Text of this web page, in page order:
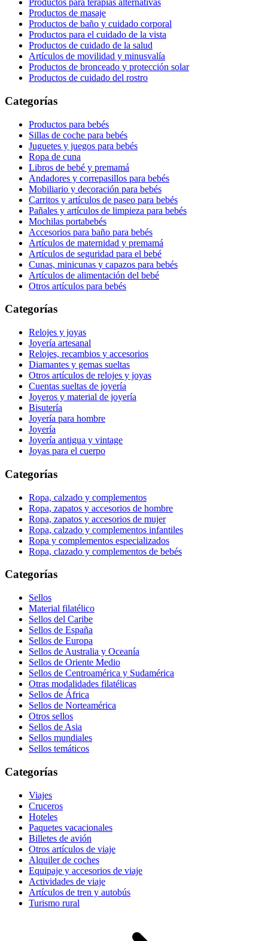
Productos para terapias alternativas
Productos de masaje
Productos de baño y cuidado corporal
Productos para el cuidado de la vista
Productos de cuidado de la salud
Artículos de movilidad y minusvalía
Productos de bronceado y protección solar
Productos de cuidado del rostro
Categorías
Productos para bebés
Sillas de coche para bebés
Juguetes y juegos para bebés
Ropa de cuna
Libros de bebé y premamá
Andadores y correpasillos para bebés
Mobiliario y decoración para bebés
Carritos y artículos de paseo para bebés
Pañales y artículos de limpieza para bebés
Mochilas portabebés
Accesorios para baño para bebés
Artículos de maternidad y premamá
Artículos de seguridad para el bebé
Cunas, minicunas y capazos para bebés
Artículos de alimentación del bebé
Otros artículos para bebés
Categorías
Relojes y joyas
Joyería artesanal
Relojes, recambios y accesorios
Diamantes y gemas sueltas
Otros artículos de relojes y joyas
Cuentas sueltas de joyería
Joyeros y material de joyería
Bisutería
Joyería para hombre
Joyería
Joyería antigua y vintage
Joyas para el cuerpo
Categorías
Ropa, calzado y complementos
Ropa, zapatos y accesorios de hombre
Ropa, zapatos y accesorios de mujer
Ropa, calzado y complementos infantiles
Ropa y complementos especializados
Ropa, clazado y complementos de bebés
Categorías
Sellos
Material filatélico
Sellos del Caribe
Sellos de España
Sellos de Europa
Sellos de Australia y Oceanía
Sellos de Oriente Medio
Sellos de Centroamérica y Sudamérica
Otras modalidades filatélicas
Sellos de África
Sellos de Norteamérica
Otros sellos
Sellos de Asia
Sellos mundiales
Sellos temáticos
Categorías
Viajes
Cruceros
Hoteles
Paquetes vacacionales
Billetes de avión
Otros artículos de viaje
Alquiler de coches
Equipaje y accesorios de viaje
Actividades de viaje
Artículos de tren y autobús
Turismo rural